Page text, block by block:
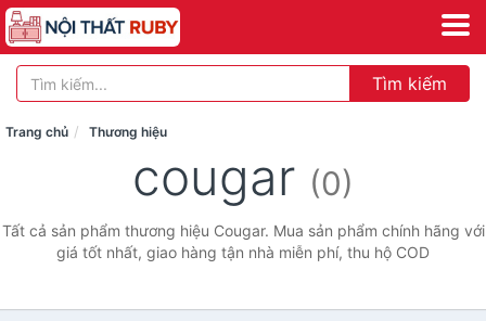
Tìm kiếm
Trang chủ Thương hiệu
cougar (0)
Tất cả sản phẩm thương hiệu Cougar. Mua sản phẩm chính hãng với
giá tốt nhất, giao hàng tận nhà miễn phí, thu hộ COD